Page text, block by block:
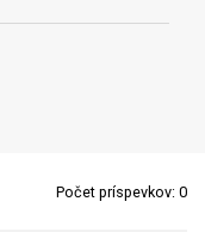
Počet príspevkov: 0